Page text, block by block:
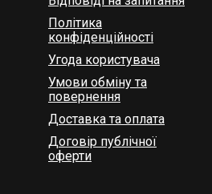
Політика
конфіденційності
Угода користувача
Умови обміну та
повернення
Доставка та оплата
Договір публічної
оферти